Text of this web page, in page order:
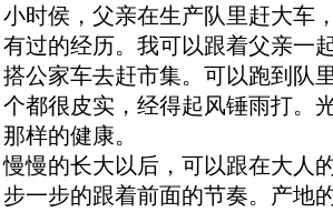
小时侯，父亲在生产队里赶大车
有过的经历。我可以跟着父亲一
搭公家车去赶市集。可以跑到队
个都很皮实，经得起风锤雨打。
那样的健康。
慢慢的长大以后，可以跟在大人
步一步的跟着前面的节奏。产地